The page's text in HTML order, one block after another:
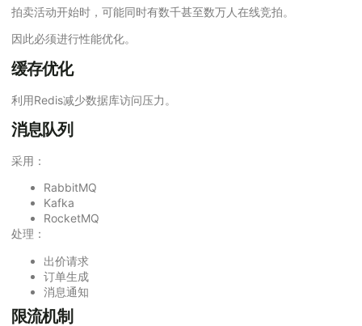
拍卖活动开始时，可能同时有数千甚至数万人在线竞拍。
因此必须进行性能优化。
缓存优化
利用Redis减少数据库访问压力。
消息队列
采用：
RabbitMQ
Kafka
RocketMQ
处理：
出价请求
订单生成
消息通知
限流机制